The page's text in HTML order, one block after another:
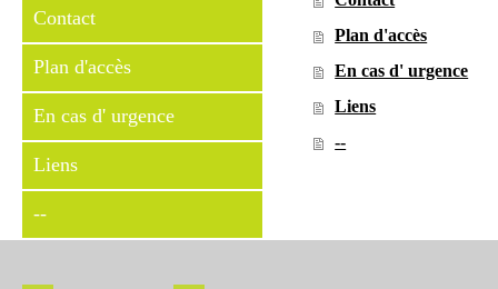
Contact
Plan d'accès
En cas d' urgence
Liens
--
Plan d'accès
En cas d' urgence
Liens
--